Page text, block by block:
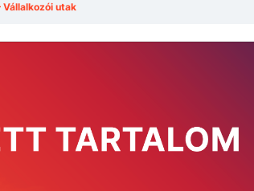
Vállalkozói utak